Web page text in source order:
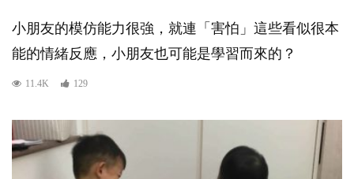
小朋友的模仿能力很強，就連「害怕」這些看似很本
能的情緒反應，小朋友也可能是學習而來的？
11.4K 129